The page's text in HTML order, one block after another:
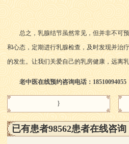
总之，乳腺结节虽然常见，但并非不可
和心态，定期进行乳腺检查，及时发现并治
的发生。让我们关爱自己的乳房健康，远离
老中医在线预约咨询电话：18510094055
}
已有患者98562患者在线咨询